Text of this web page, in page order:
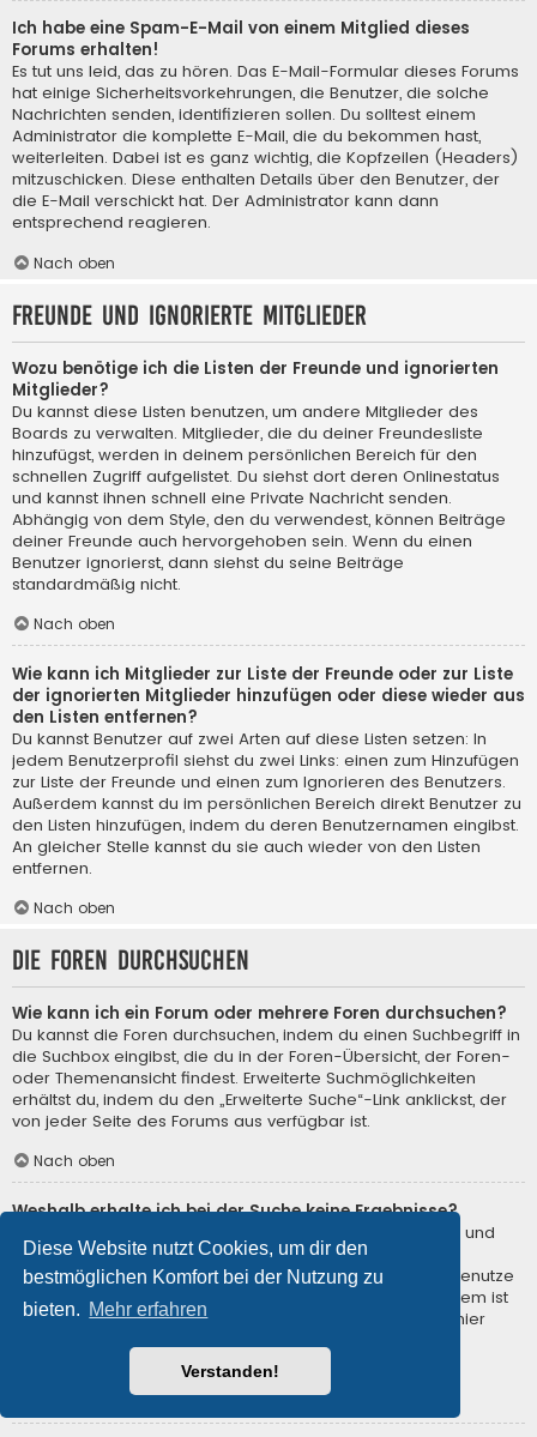
Diese Website nutzt Cookies, um dir den
bestmöglichen Komfort bei der Nutzung zu
bieten. Mehr erfahren
Verstanden!
Ich habe eine Spam-E-Mail von einem Mitglied dieses
Forums erhalten!
Es tut uns leid, das zu hören. Das E-Mail-Formular dieses Forums
hat einige Sicherheitsvorkehrungen, die Benutzer, die solche
Nachrichten senden, identifizieren sollen. Du solltest einem
Administrator die komplette E-Mail, die du bekommen hast,
weiterleiten. Dabei ist es ganz wichtig, die Kopfzeilen (Headers)
mitzuschicken. Diese enthalten Details über den Benutzer, der
die E-Mail verschickt hat. Der Administrator kann dann
entsprechend reagieren.
Nach oben
Freunde und ignorierte Mitglieder
Wozu benötige ich die Listen der Freunde und ignorierten
Mitglieder?
Du kannst diese Listen benutzen, um andere Mitglieder des
Boards zu verwalten. Mitglieder, die du deiner Freundesliste
hinzufügst, werden in deinem persönlichen Bereich für den
schnellen Zugriff aufgelistet. Du siehst dort deren Onlinestatus
und kannst ihnen schnell eine Private Nachricht senden.
Abhängig von dem Style, den du verwendest, können Beiträge
deiner Freunde auch hervorgehoben sein. Wenn du einen
Benutzer ignorierst, dann siehst du seine Beiträge
standardmäßig nicht.
Nach oben
Wie kann ich Mitglieder zur Liste der Freunde oder zur Liste
der ignorierten Mitglieder hinzufügen oder diese wieder aus
den Listen entfernen?
Du kannst Benutzer auf zwei Arten auf diese Listen setzen: In
jedem Benutzerprofil siehst du zwei Links: einen zum Hinzufügen
zur Liste der Freunde und einen zum Ignorieren des Benutzers.
Außerdem kannst du im persönlichen Bereich direkt Benutzer zu
den Listen hinzufügen, indem du deren Benutzernamen eingibst.
An gleicher Stelle kannst du sie auch wieder von den Listen
entfernen.
Nach oben
Die Foren durchsuchen
Wie kann ich ein Forum oder mehrere Foren durchsuchen?
Du kannst die Foren durchsuchen, indem du einen Suchbegriff in
die Suchbox eingibst, die du in der Foren-Übersicht, der Foren-
oder Themenansicht findest. Erweiterte Suchmöglichkeiten
erhältst du, indem du den „Erweiterte Suche“-Link anklickst, der
von jeder Seite des Forums aus verfügbar ist.
Nach oben
Weshalb erhalte ich bei der Suche keine Ergebnisse?
Deine Suche war möglicherweise zu allgemein gehalten und
enthielt zu viele gängige Wörter, welche von phpBB nicht
indiziert werden. Stelle eine spezifischere Anfrage und benutze
die Optionen, die dir die erweiterte Suche bietet. Außerdem ist
es natürlich auch möglich, dass dein(e) Suchbegriff(e) hier
Rechtschreibung der Begriffe!